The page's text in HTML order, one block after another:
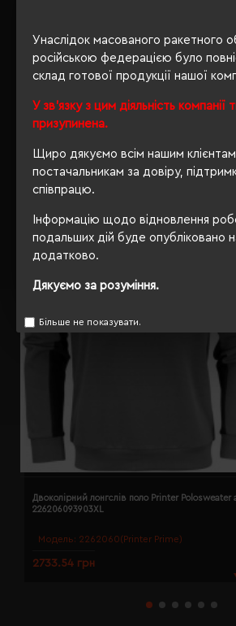
Унаслідок масованого ракетного
російською федерацією було
склад готової продукції нашої
У зв'язку з цим діяльність компанії
призупинена.
Щиро дякуємо всім нашим
постачальникам за довіру,
співпрацю.
Інформацію щодо відновлення
подальших дій буде опубліковано
додатково.
Дякуємо за розуміння.
Більше не показувати.
ВІДГУКИ
РЕКОМЕНДУЄМО
Модель: 2262060(Printer Prime)
Двоколірний лонгслів поло Printer
226206093903XL
2733.54 грн